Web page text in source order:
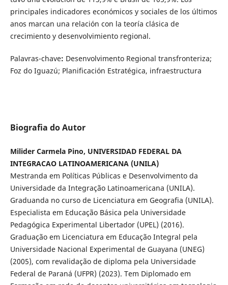
principales indicadores económicos y sociales de los últimos
anos marcan una relación con la teoría clásica de
crecimiento y desenvolvimiento regional.
Palavras-chave: Desenvolvimento Regional transfronteriza;
Foz do Iguazú; Planificación Estratégica, infraestructura
Biografia do Autor
Milider Carmela Pino, UNIVERSIDAD FEDERAL DA
INTEGRACAO LATINOAMERICANA (UNILA)
Mestranda em Políticas Públicas e Desenvolvimento da
Universidade da Integração Latinoamericana (UNILA).
Graduanda no curso de Licenciatura em Geografia (UNILA).
Especialista em Educação Básica pela Universidade
Pedagógica Experimental Libertador (UPEL) (2016).
Graduação em Licenciatura em Educação Integral pela
Universidade Nacional Experimental de Guayana (UNEG)
(2005), com revalidação de diploma pela Universidade
Federal de Paraná (UFPR) (2023). Tem Diplomado em